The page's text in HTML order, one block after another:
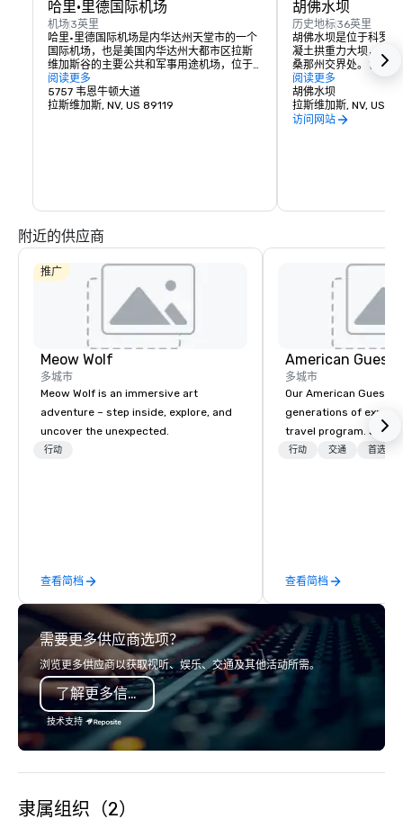
哈里·里德国际机场
机场3英里
哈里·里德国际机场是内华达州天堂市的一个
国际机场，也是美国内华达州大都市区拉斯
维加斯谷的主要公共和军事用途机场，位于
拉斯维加斯市中心以南约5英里处。
阅读更多
5757 韦恩牛顿大道
拉斯维加斯, NV, US 89119
胡佛水坝
历史地标36英里
胡佛水坝是位于科罗
凝土拱重力大坝，位
桑那州交界处。它建
条期间，由富兰克林·
月30日投入使用。
阅读更多
胡佛水坝
拉斯维加斯, NV, US
访问网站
附近的供应商
推广
Meow Wolf
多城市
Meow Wolf is an immersive art
adventure – step inside, explore, and
uncover the unexpected.
行动
查看简档
American Guest
多城市
Our American Guest
generations of
travel program. Since
mission has been to
management, we
if we were the client.
network of global
bring your vision to
passion, an
American hospitality,
行动 交通 首选工
查看简档
需要更多供应商选项？
浏览更多供应商以获取视听、娱乐、交通及其他活动所需。
了解更多信息
技术支持
隶属组织（2）